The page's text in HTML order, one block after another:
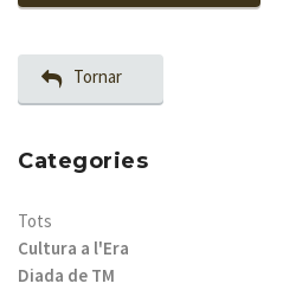
Tornar
Categories
Tots
Cultura a l'Era
Diada de TM